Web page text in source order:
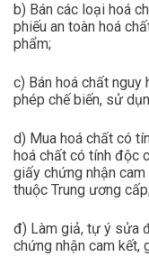
b) Bán các loại hoá
phiếu an toàn hoá
phẩm;
c) Bán hoá chất
phép chế biến, sử
d) Mua hoá chất có
hoá chất có tính độc
giấy chứng nhận
thuộc Trung ương
đ) Làm giả, tự ý sửa
chứng nhận cam kết,